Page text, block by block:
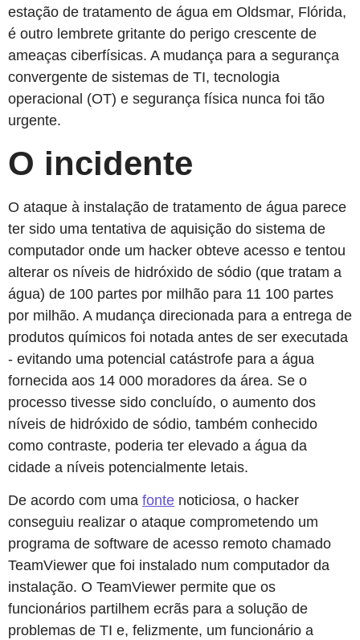
estação de tratamento de água em Oldsmar, Flórida,
é outro lembrete gritante do perigo crescente de
ameaças ciberfísicas. A mudança para a segurança
convergente de sistemas de TI, tecnologia
operacional (OT) e segurança física nunca foi tão
urgente.
O incidente
O ataque à instalação de tratamento de água parece
ter sido uma tentativa de aquisição do sistema de
computador onde um hacker obteve acesso e tentou
alterar os níveis de hidróxido de sódio (que tratam a
água) de 100 partes por milhão para 11 100 partes
por milhão. A mudança direcionada para a entrega de
produtos químicos foi notada antes de ser executada
- evitando uma potencial catástrofe para a água
fornecida aos 14 000 moradores da área. Se o
processo tivesse sido concluído, o aumento dos
níveis de hidróxido de sódio, também conhecido
como contraste, poderia ter elevado a água da
cidade a níveis potencialmente letais.
De acordo com uma fonte noticiosa, o hacker
conseguiu realizar o ataque comprometendo um
programa de software de acesso remoto chamado
TeamViewer que foi instalado num computador da
instalação. O TeamViewer permite que os
funcionários partilhem ecrãs para a solução de
problemas de TI e, felizmente, um funcionário a